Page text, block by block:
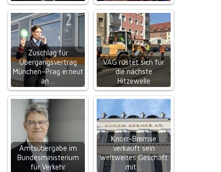
Zuschlag für
Übergangsvertrag
München–Prag erneut
an…
VAG rüstet sich für
die nächste
Hitzewelle
Amtsübergabe im
Bundesministerium
für Verkehr
Knorr-Bremse
verkauft sein
weltweites Geschäft
mit…